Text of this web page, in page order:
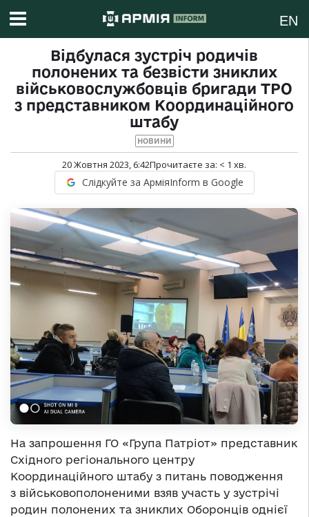
EN
Відбулася зустріч родичів
полонених та безвісти зниклих
військовослужбовців бригади ТРО
з представником Координаційного
штабу
НОВИНИ
20 Жовтня 2023, 6:42Прочитаєте за: < 1 хв.
Слідкуйте за АрміяInform в Google
На запрошення ГО «Група Патріот» представник
Східного регіонального центру
Координаційного штабу з питань поводження
з військовополоненими взяв участь у зустрічі
родин полонених та зниклих Оборонців однієї